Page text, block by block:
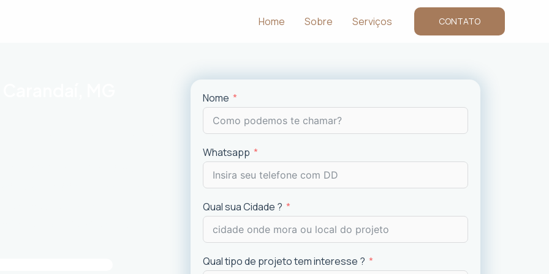
Home Sobre Serviços CONTATO
Nome
Whatsapp
Qual sua Cidade ?
Qual tipo de projeto tem interesse ?